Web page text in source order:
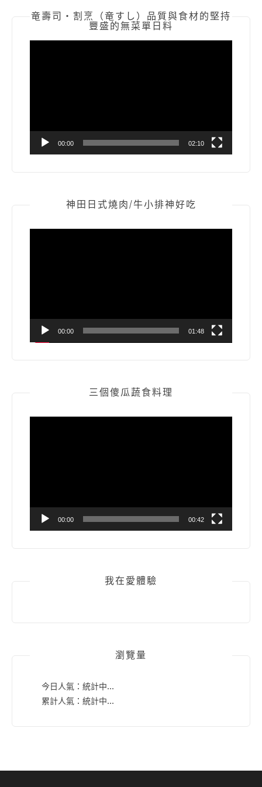
竜壽司‧割烹（竜すし）品質與食材的堅持
豐盛的無菜單日料
00:00 02:10
神田日式燒肉/牛小排神好吃
00:00 01:48
三個傻瓜蔬食料理
00:00 00:42
我在愛體驗
瀏覽量
今日人氣： 統計中...
累計人氣： 統計中...